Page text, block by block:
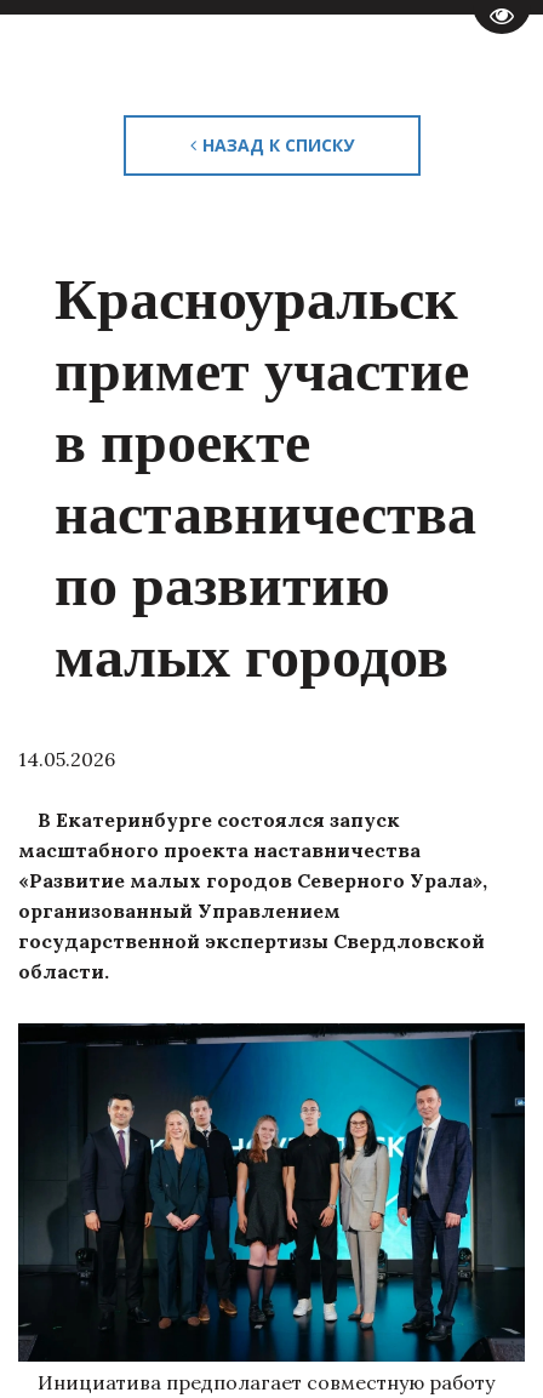
НАЗАД К СПИСКУ
Красноуральск
примет участие
в проекте
наставничества
по развитию
малых городов
14.05.2026
В Екатеринбурге состоялся запуск
масштабного проекта наставничества
«Развитие малых городов Северного Урала»,
организованный Управлением
государственной экспертизы Свердловской
области.
Инициатива предполагает совместную работу